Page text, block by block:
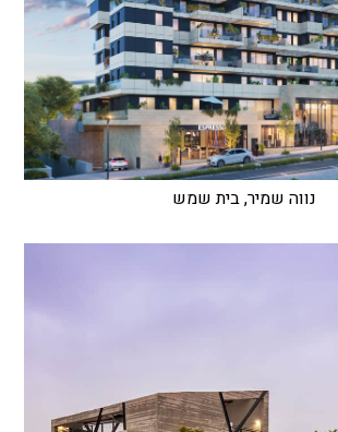
נווה שמיר, בית שמש